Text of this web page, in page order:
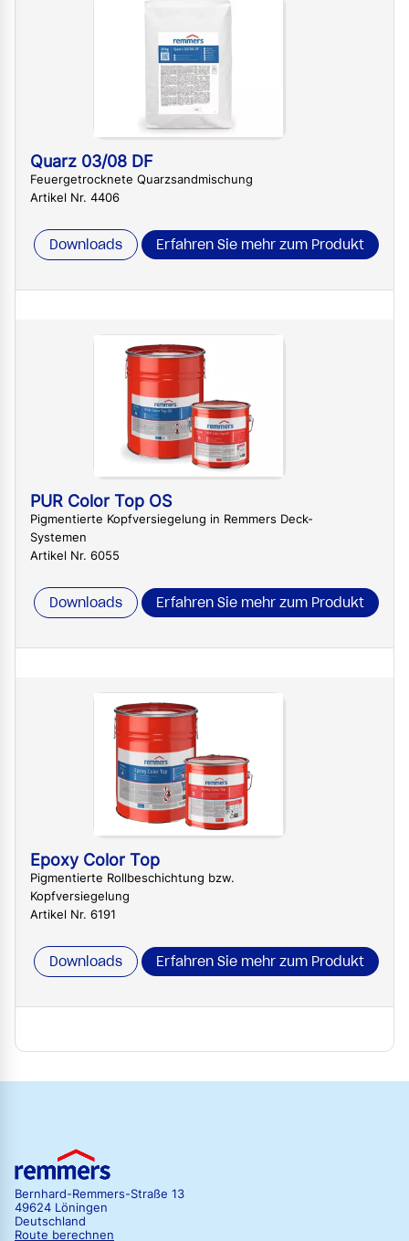
Quarz 03/08 DF
Feuergetrocknete Quarzsandmischung
Artikel Nr. 4406
Downloads Erfahren Sie mehr zum Produkt
PUR Color Top OS
Pigmentierte Kopfversiegelung in Remmers Deck-
Systemen
Artikel Nr. 6055
Downloads Erfahren Sie mehr zum Produkt
Epoxy Color Top
Pigmentierte Rollbeschichtung bzw.
Kopfversiegelung
Artikel Nr. 6191
Downloads Erfahren Sie mehr zum Produkt
Bernhard-Remmers-Straße 13
49624 Löningen
Deutschland
Route berechnen